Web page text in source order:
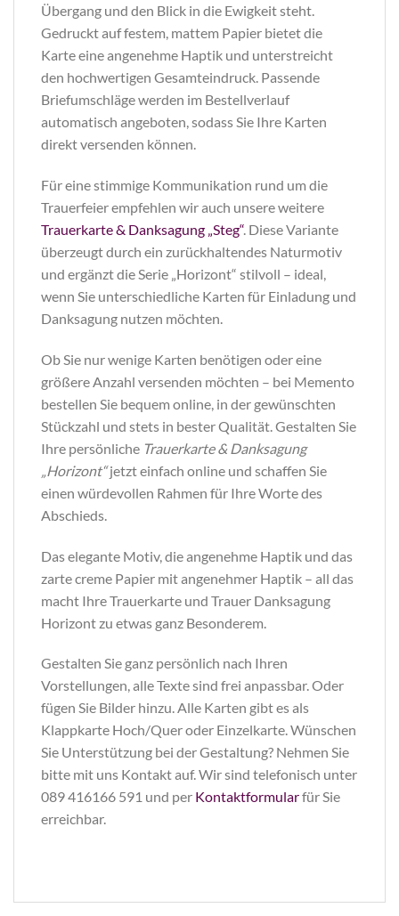
Übergang und den Blick in die Ewigkeit steht.
Gedruckt auf festem, mattem Papier bietet die
Karte eine angenehme Haptik und unterstreicht
den hochwertigen Gesamteindruck. Passende
Briefumschläge werden im Bestellverlauf
automatisch angeboten, sodass Sie Ihre Karten
direkt versenden können.
Für eine stimmige Kommunikation rund um die
Trauerfeier empfehlen wir auch unsere weitere
Trauerkarte & Danksagung „Steg“. Diese Variante
überzeugt durch ein zurückhaltendes Naturmotiv
und ergänzt die Serie „Horizont“ stilvoll – ideal,
wenn Sie unterschiedliche Karten für Einladung und
Danksagung nutzen möchten.
Ob Sie nur wenige Karten benötigen oder eine
größere Anzahl versenden möchten – bei Memento
bestellen Sie bequem online, in der gewünschten
Stückzahl und stets in bester Qualität. Gestalten Sie
Ihre persönliche Trauerkarte & Danksagung
„Horizont“jetzt einfach online und schaffen Sie
einen würdevollen Rahmen für Ihre Worte des
Abschieds.
Das elegante Motiv, die angenehme Haptik und das
zarte creme Papier mit angenehmer Haptik – all das
macht Ihre Trauerkarte und Trauer Danksagung
Horizont zu etwas ganz Besonderem.
Gestalten Sie ganz persönlich nach Ihren
Vorstellungen, alle Texte sind frei anpassbar. Oder
fügen Sie Bilder hinzu. Alle Karten gibt es als
Klappkarte Hoch/Quer oder Einzelkarte. Wünschen
Sie Unterstützung bei der Gestaltung? Nehmen Sie
bitte mit uns Kontakt auf. Wir sind telefonisch unter
089 416166 591 und per Kontaktformularfür Sie
erreichbar.